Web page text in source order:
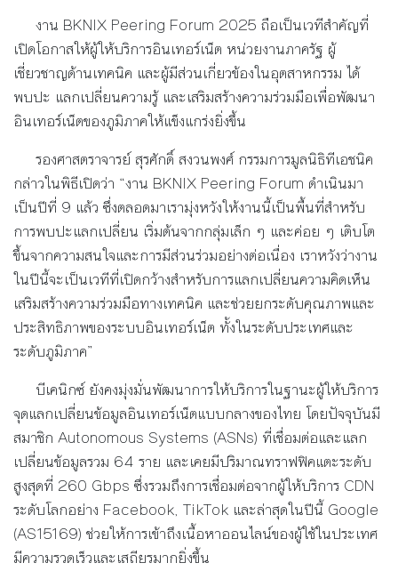
งาน BKNIX Peering Forum 2025 ถือเป็นเวทีสำคัญที่
เปิดโอกาสให้ผู้ให้บริการอินเทอร์เน็ต หน่วยงานภาครัฐ ผู้
เชี่ยวชาญด้านเทคนิค และผู้มีส่วนเกี่ยวข้องในอุตสาหกรรม ได้
พบปะ แลกเปลี่ยนความรู้ และเสริมสร้างความร่วมมือเพื่อพัฒนา
อินเทอร์เน็ตของภูมิภาคให้แข็งแกร่งยิ่งขึ้น
รองศาสตราจารย์ สุรศักดิ์ สงวนพงศ์ กรรมการมูลนิธิทีเอชนิค
กล่าวในพิธีเปิดว่า “งาน BKNIX Peering Forum ดำเนินมา
เป็นปีที่ 9 แล้ว ซึ่งตลอดมาเรามุ่งหวังให้งานนี้เป็นพื้นที่สำหรับ
การพบปะแลกเปลี่ยน เริ่มต้นจากกลุ่มเล็ก ๆ และค่อย ๆ เติบโต
ขึ้นจากความสนใจและการมีส่วนร่วมอย่างต่อเนื่อง เราหวังว่างาน
ในปีนี้จะเป็นเวทีที่เปิดกว้างสำหรับการแลกเปลี่ยนความคิดเห็น
เสริมสร้างความร่วมมือทางเทคนิค และช่วยยกระดับคุณภาพและ
ประสิทธิภาพของระบบอินเทอร์เน็ต ทั้งในระดับประเทศและ
ระดับภูมิภาค”
บีเคนิกซ์ ยังคงมุ่งมั่นพัฒนาการให้บริการในฐานะผู้ให้บริการ
จุดแลกเปลี่ยนข้อมูลอินเทอร์เน็ตแบบกลางของไทย โดยปัจจุบันมี
สมาชิก Autonomous Systems (ASNs) ที่เชื่อมต่อและแลก
เปลี่ยนข้อมูลรวม 64 ราย และเคยมีปริมาณทราฟฟิคแตะระดับ
สูงสุดที่ 260 Gbps ซึ่งรวมถึงการเชื่อมต่อจากผู้ให้บริการ CDN
ระดับโลกอย่าง Facebook, TikTok และล่าสุดในปีนี้ Google
(AS15169) ช่วยให้การเข้าถึงเนื้อหาออนไลน์ของผู้ใช้ในประเทศ
มีความรวดเร็วและเสถียรมากยิ่งขึ้น